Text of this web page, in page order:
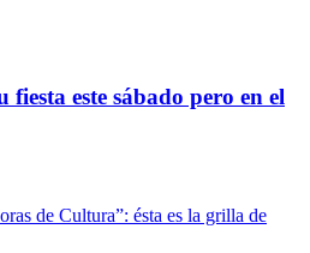
fiesta este sábado pero en el